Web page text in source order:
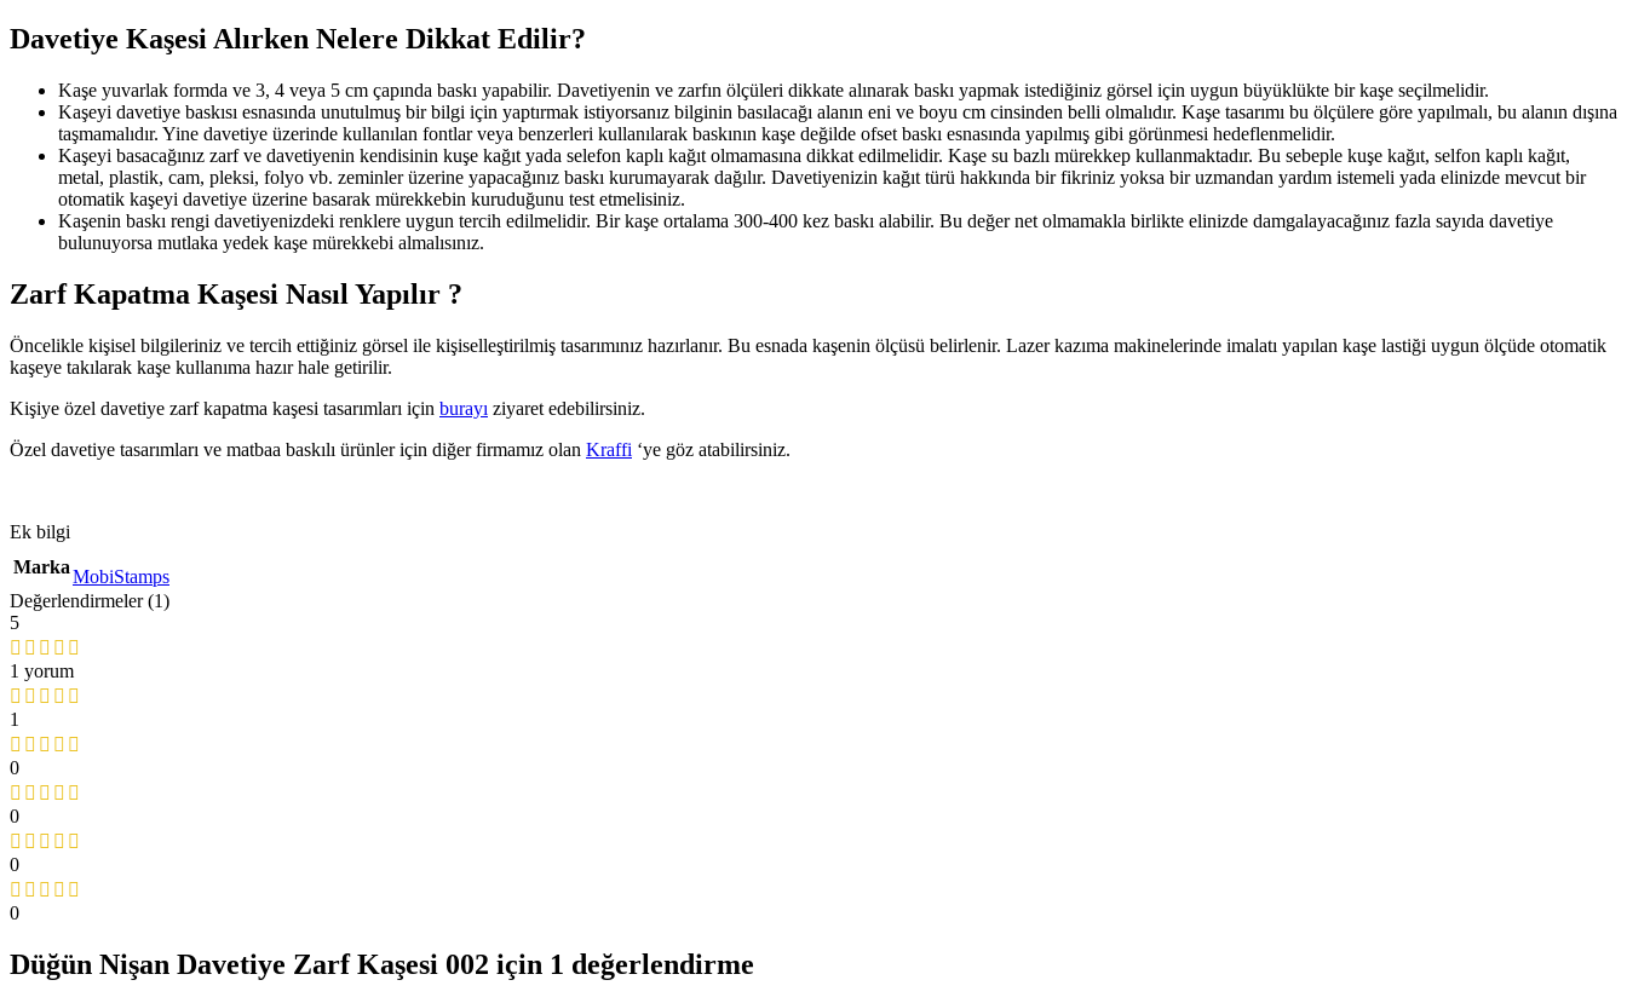
Davetiye Kaşesi Alırken Nelere Dikkat Edilir?
Kaşe yuvarlak formda ve 3, 4 veya 5 cm çapında baskı yapabilir. Davetiyenin ve zarfın ölçüleri dikkate alınarak baskı yapmak istediğiniz görsel için uygun büyüklükte bir kaşe seçilmelidir.
Kaşeyi davetiye baskısı esnasında unutulmuş bir bilgi için yaptırmak istiyorsanız bilginin basılacağı alanın eni ve boyu cm cinsinden belli olmalıdır. Kaşe tasarımı bu ölçülere göre yapılmalı, bu alanın dışına
taşmamalıdır. Yine davetiye üzerinde kullanılan fontlar veya benzerleri kullanılarak baskının kaşe değilde ofset baskı esnasında yapılmış gibi görünmesi hedeflenmelidir.
Kaşeyi basacağınız zarf ve davetiyenin kendisinin kuşe kağıt yada selefon kaplı kağıt olmamasına dikkat edilmelidir. Kaşe su bazlı mürekkep kullanmaktadır. Bu sebeple kuşe kağıt, selfon kaplı kağıt,
metal, plastik, cam, pleksi, folyo vb. zeminler üzerine yapacağınız baskı kurumayarak dağılır. Davetiyenizin kağıt türü hakkında bir fikriniz yoksa bir uzmandan yardım istemeli yada elinizde mevcut bir
otomatik kaşeyi davetiye üzerine basarak mürekkebin kuruduğunu test etmelisiniz.
Kaşenin baskı rengi davetiyenizdeki renklere uygun tercih edilmelidir. Bir kaşe ortalama 300-400 kez baskı alabilir. Bu değer net olmamakla birlikte elinizde damgalayacağınız fazla sayıda davetiye
bulunuyorsa mutlaka yedek kaşe mürekkebi almalısınız.
Zarf Kapatma Kaşesi Nasıl Yapılır ?
Öncelikle kişisel bilgileriniz ve tercih ettiğiniz görsel ile kişiselleştirilmiş tasarımınız hazırlanır. Bu esnada kaşenin ölçüsü belirlenir. Lazer kazıma makinelerinde imalatı yapılan kaşe lastiği uygun ölçüde otomatik
kaşeye takılarak kaşe kullanıma hazır hale getirilir.
Kişiye özel davetiye zarf kapatma kaşesi tasarımları için burayı ziyaret edebilirsiniz.
Özel davetiye tasarımları ve matbaa baskılı ürünler için diğer firmamız olan Kraffi ‘ye göz atabilirsiniz.
Ek bilgi
MarkaMobiStamps
Değerlendirmeler (1)
5
1 yorum
1
0
0
0
0
Düğün Nişan Davetiye Zarf Kaşesi 002 için 1 değerlendirme